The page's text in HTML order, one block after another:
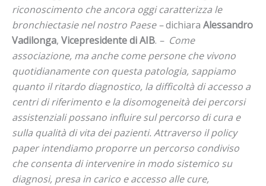
riconoscimento che ancora oggi caratterizza le
bronchiectasie nel nostro Paese –dichiara Alessandro
Vadilonga, Vicepresidente di AIB. – Come
associazione, ma anche come persone che vivono
quotidianamente con questa patologia, sappiamo
quanto il ritardo diagnostico, la difficoltà di accesso a
centri di riferimento e la disomogeneità dei percorsi
assistenziali possano influire sul percorso di cura e
sulla qualità di vita dei pazienti. Attraverso il policy
paper intendiamo proporre un percorso condiviso
che consenta di intervenire in modo sistemico su
diagnosi, presa in carico e accesso alle cure,